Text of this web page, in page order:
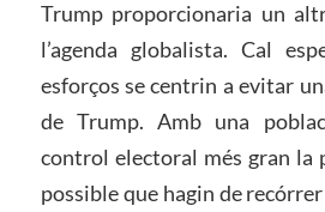
Trump proporcionaria un
l’agenda globalista. Cal
esforços se centrin a evitar
de Trump. Amb una
control electoral més gran la
possible que hagin de